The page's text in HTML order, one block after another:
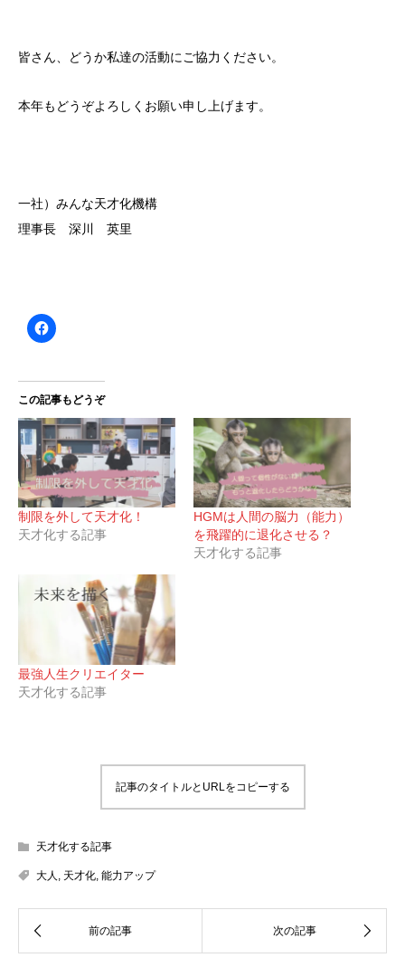
皆さん、どうか私達の活動にご協力ください。
本年もどうぞよろしくお願い申し上げます。
一社）みんな天才化機構
理事長 深川 英里
この記事もどうぞ
制限を外して天才化！
天才化する記事
HGMは人間の脳力（能力）
を飛躍的に退化させる？
天才化する記事
最強人生クリエイター
天才化する記事
記事のタイトルとURLをコピーする
天才化する記事
大人 天才化 能力アップ